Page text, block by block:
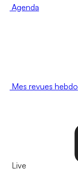
Agenda
Mes revues hebdo
Live